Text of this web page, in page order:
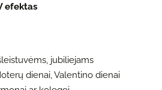
efektas
jubiliejams
dienai, Valentino dienai